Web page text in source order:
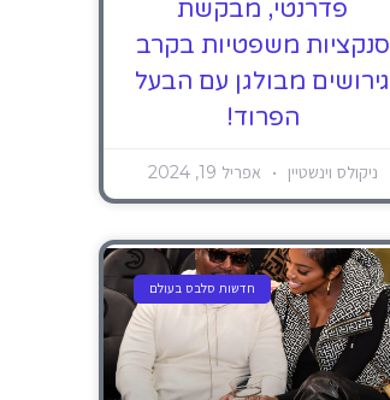
פדרנטי, מבקשת
סנקציות משפטיות בקרב
גירושים מבולגן עם הבעל
הפרוד!
ניקולס וינשטיין אפריל 19, 2024
חדשות סלבס בעולם